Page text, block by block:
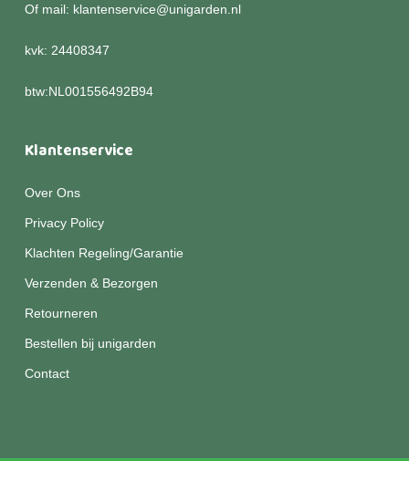
Of mail: klantenservice@unigarden.nl
kvk: 24408347
btw:NL001556492B94
Klantenservice
Over Ons
Privacy Policy
Klachten Regeling/Garantie
Verzenden & Bezorgen
Retourneren
Bestellen bij unigarden
Contact